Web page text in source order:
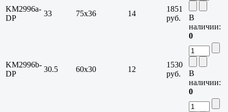
KM2996a-
DP
33 75х36 14
1851
руб.
В
наличии:
0
KM2996b-
DP
30.5 60х30 12
1530
руб.
В
наличии:
0